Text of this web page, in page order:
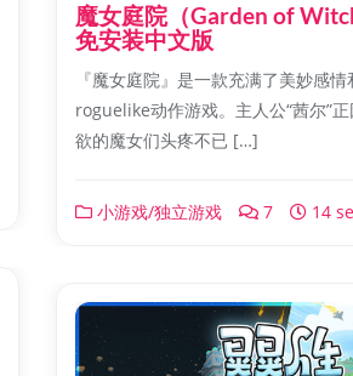
魔女庭院（Garden of
免安装中文版
『魔女庭院』是一款充满了美妙感
roguelike动作游戏。主人公“茜尔”
欲的魔女们头疼不已 […]
小游戏/独立游戏 7 14